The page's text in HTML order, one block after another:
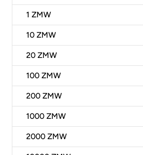
1 ZMW
10 ZMW
20 ZMW
100 ZMW
200 ZMW
1000 ZMW
2000 ZMW